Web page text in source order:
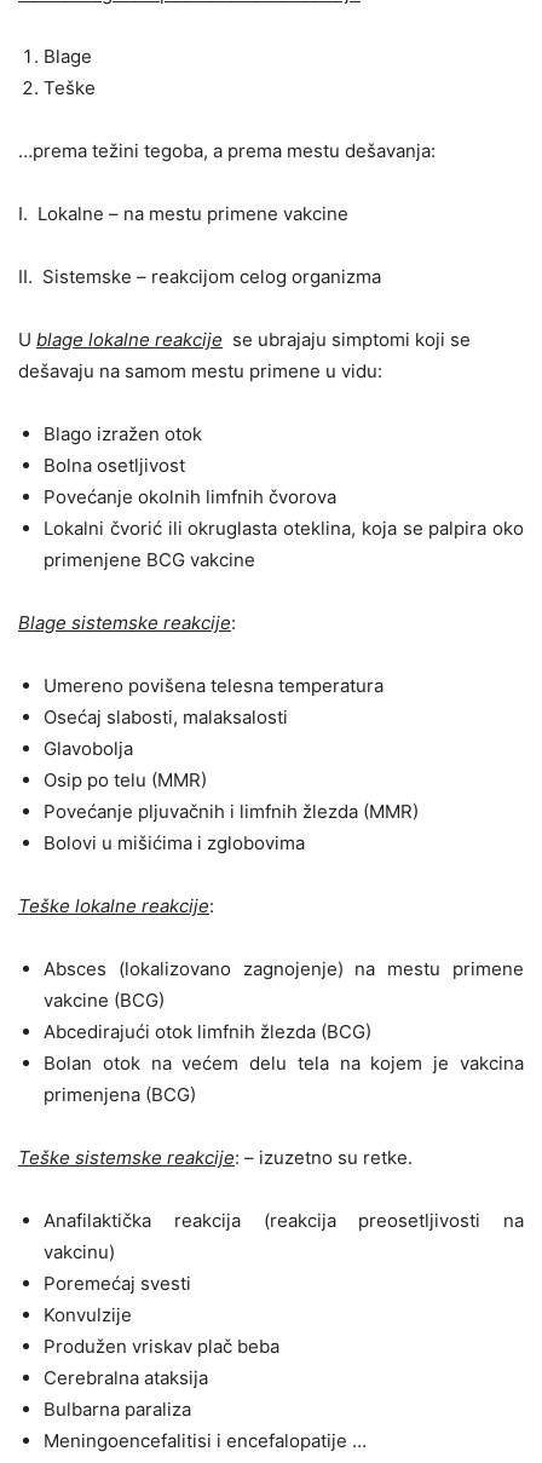
Blage
Teške
…prema težini tegoba, a prema mestu dešavanja:
I. Lokalne – na mestu primene vakcine
II. Sistemske – reakcijom celog organizma
U blage lokalne reakcije se ubrajaju simptomi koji se
dešavaju na samom mestu primene u vidu:
Blago izražen otok
Bolna osetljivost
Povećanje okolnih limfnih čvorova
Lokalni čvorić ili okruglasta oteklina, koja se palpira oko
primenjene BCG vakcine
Blage sistemske reakcije:
Umereno povišena telesna temperatura
Osećaj slabosti, malaksalosti
Glavobolja
Osip po telu (MMR)
Povećanje pljuvačnih i limfnih žlezda (MMR)
Bolovi u mišićima i zglobovima
Teške lokalne reakcije:
Absces (lokalizovano zagnojenje) na mestu primene
vakcine (BCG)
Abcedirajući otok limfnih žlezda (BCG)
Bolan otok na većem delu tela na kojem je vakcina
primenjena (BCG)
Teške sistemske reakcije: – izuzetno su retke.
Anafilaktička reakcija (reakcija preosetljivosti na
vakcinu)
Poremećaj svesti
Konvulzije
Produžen vriskav plač beba
Cerebralna ataksija
Bulbarna paraliza
Meningoencefalitisi i encefalopatije …